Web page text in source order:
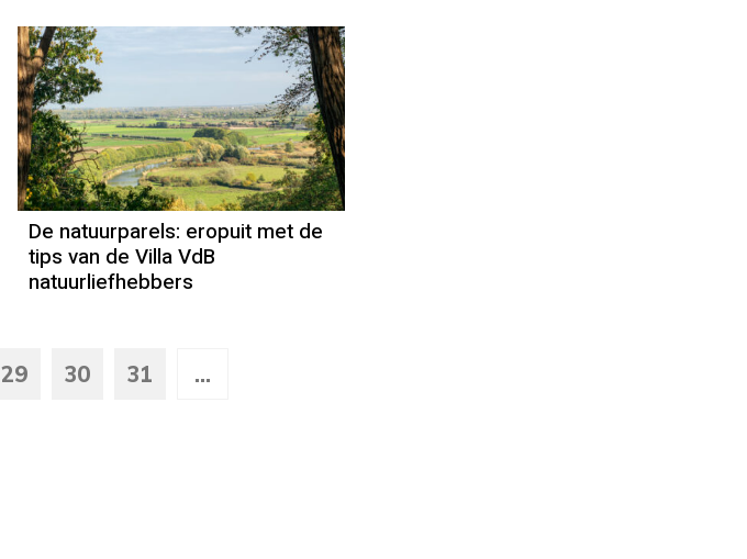
De natuurparels: eropuit met de
tips van de Villa VdB
natuurliefhebbers
29 30 31 ...